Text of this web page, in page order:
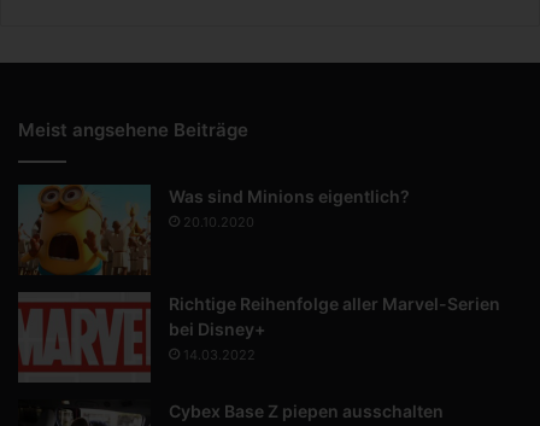
Meist angsehene Beiträge
Was sind Minions eigentlich?
20.10.2020
Richtige Reihenfolge aller Marvel-Serien
bei Disney+
14.03.2022
Cybex Base Z piepen ausschalten